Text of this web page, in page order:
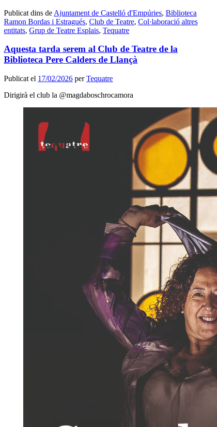
Publicat dins de Ajuntament de Castelló d'Empúries, Biblioteca
Ramon Bordas i Estragués, Club de Teatre, Col·laboració altres
entitats, Grup de Teatre Esplais, Tequatre
Aquesta tarda serem al Club de Teatre de la
Biblioteca Pere Calders de Llançà
Publicat el 17/02/2026 perTequatre
Dirigirà el club la @magdaboschrocamora